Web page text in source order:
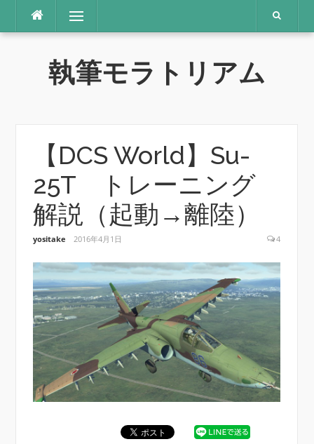
テ
メニュー
執筆モラトリアム
【DCS World】Su-
25T トレーニング
解説（起動→離陸）
yositake 2016年4月1日 4